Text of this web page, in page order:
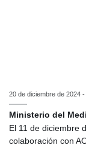
20 de diciembre de 2024 -
Ministerio del
El 11 de diciembre
colaboración con